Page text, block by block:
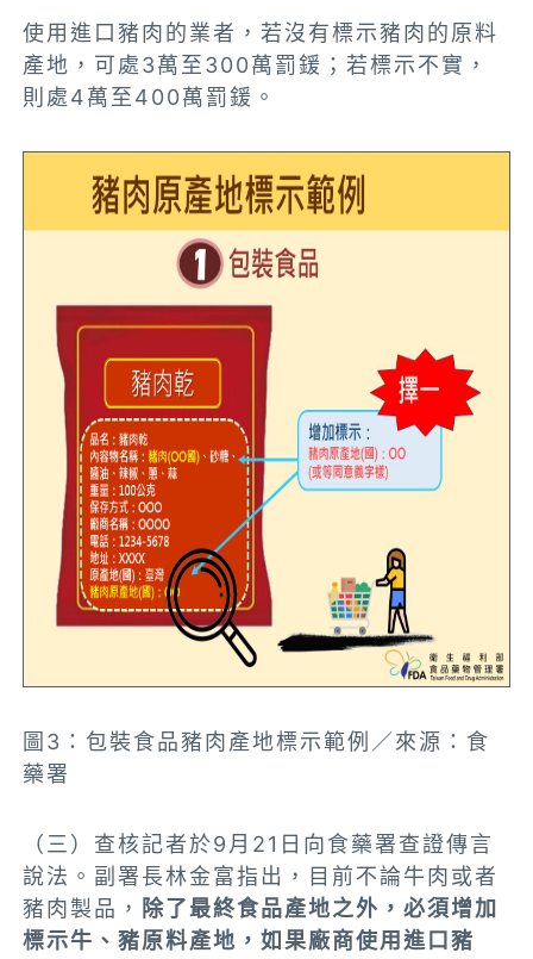
使用進口豬肉的業者，若沒有標示豬肉的原料
產地，可處3萬至300萬罰鍰；若標示不實，
則處4萬至400萬罰鍰。
圖3：包裝食品豬肉產地標示範例／來源：食
藥署
（三）查核記者於9月21日向食藥署查證傳言
說法。副署長林金富指出，目前不論牛肉或者
豬肉製品， 除了最終食品產地之外，必須增加
標示牛、豬原料產地，如果廠商使用進口豬